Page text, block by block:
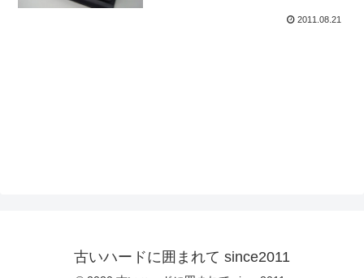
2011.08.21
古いハードに囲まれて since2011